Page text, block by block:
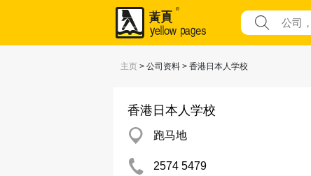
主页 > 公司资料 > 香港日本人学校
香港日本人学校
跑马地
2574 5479